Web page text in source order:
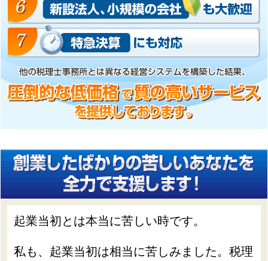
起業当初とは本当に苦しい時です。
私も、起業当初は相当に苦しみました。税理